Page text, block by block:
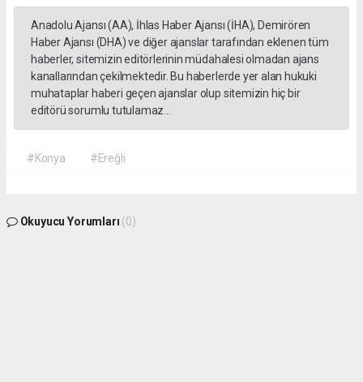
Anadolu Ajansı (AA), İhlas Haber Ajansı (İHA), Demirören
Haber Ajansı (DHA) ve diğer ajanslar tarafından eklenen tüm
haberler, sitemizin editörlerinin müdahalesi olmadan ajans
kanallarından çekilmektedir. Bu haberlerde yer alan hukuki
muhataplar haberi geçen ajanslar olup sitemizin hiç bir
editörü sorumlu tutulamaz...
#Konya #Ereğli
Okuyucu Yorumları (0)